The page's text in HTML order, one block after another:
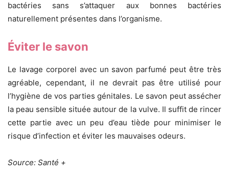
bactéries sans s’attaquer aux bonnes bactéries
naturellement présentes dans l’organisme.
Éviter le savon
Le lavage corporel avec un savon parfumé peut être très
agréable, cependant, il ne devrait pas être utilisé pour
l’hygiène de vos parties génitales. Le savon peut assécher
la peau sensible située autour de la vulve. Il suffit de rincer
cette partie avec un peu d’eau tiède pour minimiser le
risque d’infection et éviter les mauvaises odeurs.
Source: Santé +